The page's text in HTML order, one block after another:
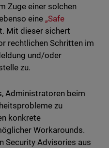
Zuge einer solchen
eine „Safe
Mit dieser sichert
rechtlichen Schritten im
und/oder
zu.
Administratoren beim
zu
konkrete
Workarounds.
Security Advisories aus